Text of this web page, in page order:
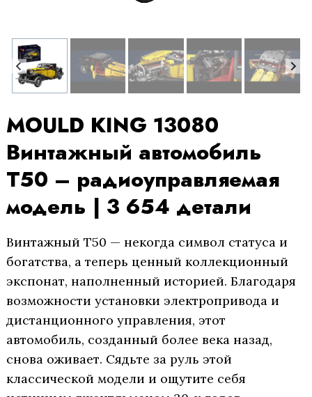
MOULD KING 13080
Винтажный автомобиль
T50 – радиоуправляемая
модель | 3 654 детали
Винтажный T50 — некогда символ статуса и
богатства, а теперь ценный коллекционный
экспонат, наполненный историей. Благодаря
возможности установки электропривода и
дистанционного управления, этот
автомобиль, созданный более века назад,
снова оживает. Сядьте за руль этой
классической модели и ощутите себя